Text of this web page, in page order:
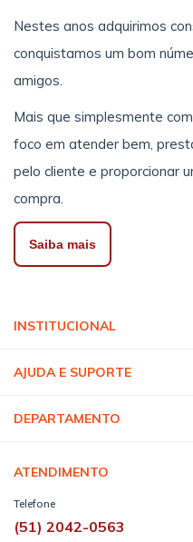
Nestes anos adquirimos
conquistamos um bom
amigos.
Mais que simplesmente
foco em atender bem,
pelo cliente e proporcionar
compra.
Saiba mais
INSTITUCIONAL
AJUDA E SUPORTE
DEPARTAMENTO
ATENDIMENTO
Telefone
(51) 2042-0563